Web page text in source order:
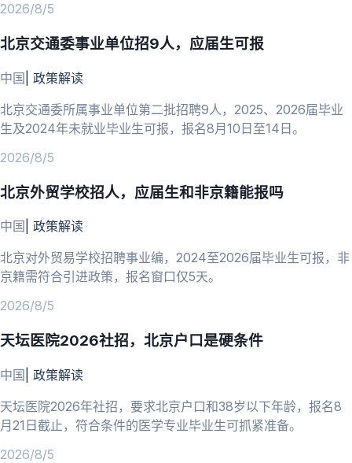
2026/8/5
北京交通委事业单位招9人，应届生可报
中国 政策解读
北京交通委所属事业单位第二批招聘9人，2025、2026届毕业
生及2024年未就业毕业生可报，报名8月10日至14日。
2026/8/5
北京外贸学校招人，应届生和非京籍能报吗
中国 政策解读
北京对外贸易学校招聘事业编，2024至2026届毕业生可报，非
京籍需符合引进政策，报名窗口仅5天。
2026/8/5
天坛医院2026社招，北京户口是硬条件
中国 政策解读
天坛医院2026年社招，要求北京户口和38岁以下年龄，报名8
月21日截止，符合条件的医学专业毕业生可抓紧准备。
2026/8/5